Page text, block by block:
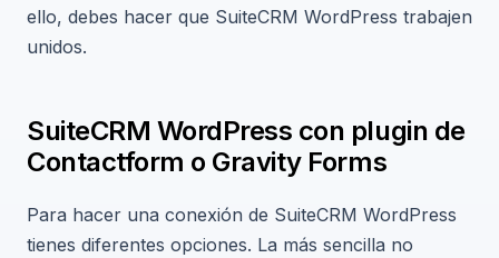
ello, debes hacer que SuiteCRM WordPress trabajen
unidos.
SuiteCRM WordPress con plugin de
Contactform o Gravity Forms
Para hacer una conexión de SuiteCRM WordPress
tienes diferentes opciones. La más sencilla no